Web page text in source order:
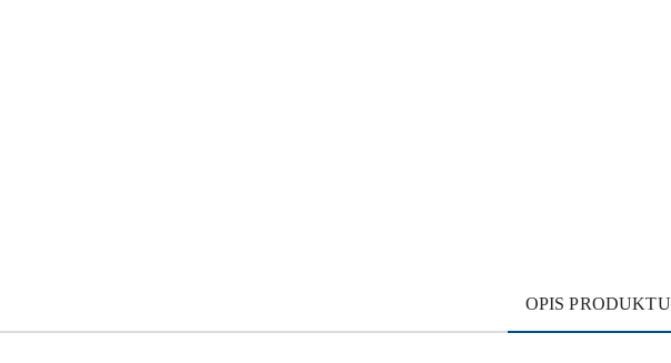
OPIS PRODUKTU